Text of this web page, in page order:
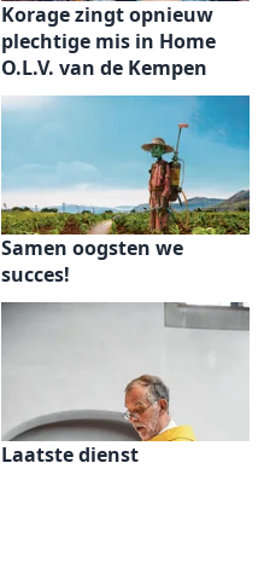
Korage zingt opnieuw
plechtige mis in Home
O.L.V. van de Kempen
Samen oogsten we
succes!
Laatste dienst